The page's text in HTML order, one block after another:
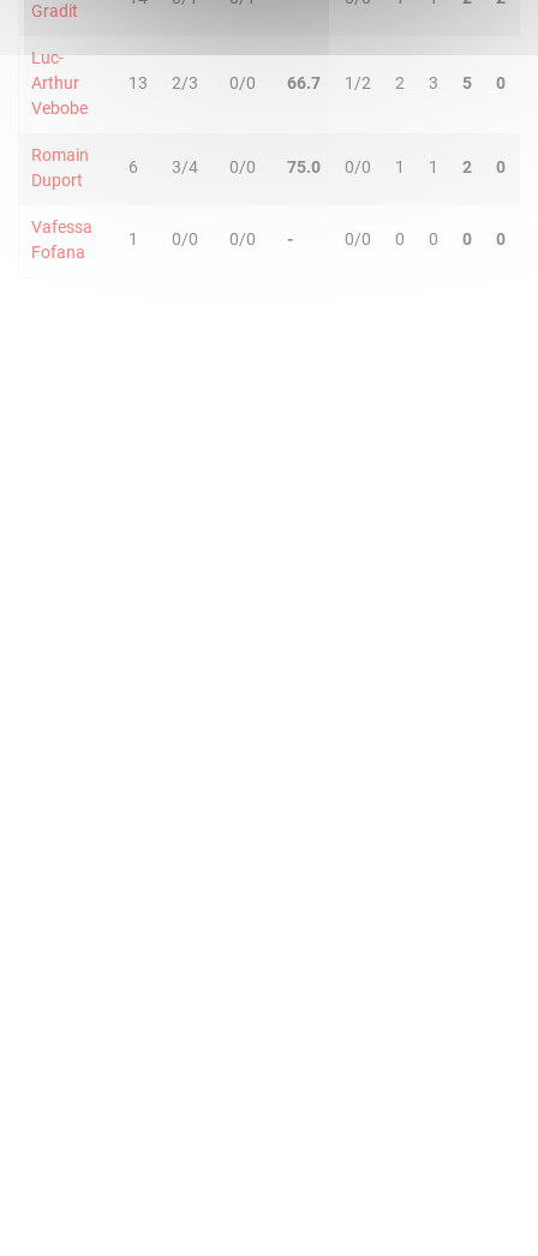
Gradit
Luc-
Arthur
Vebobe
13 2/3 0/0 66.7 1/2 2 3 5 0
Romain
Duport
6 3/4 0/0 75.0 0/0 1 1 2 0
Vafessa
Fofana
1 0/0 0/0 - 0/0 0 0 0 0